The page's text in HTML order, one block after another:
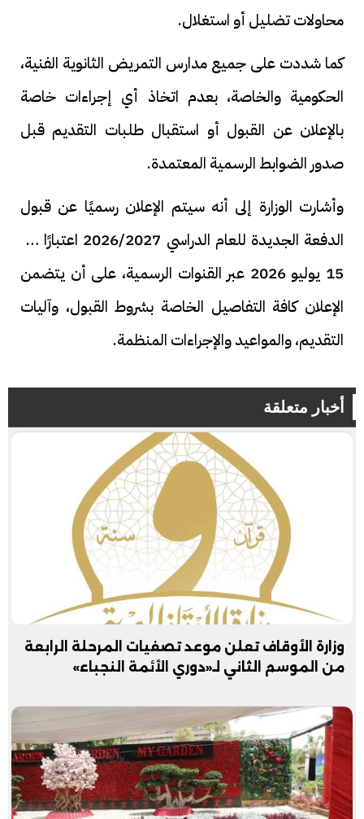
محاولات تضليل أو استغلال.
كما شددت على جميع مدارس التمريض الثانوية الفنية،
الحكومية والخاصة، بعدم اتخاذ أي إجراءات خاصة
بالإعلان عن القبول أو استقبال طلبات التقديم قبل
صدور الضوابط الرسمية المعتمدة.
وأشارت الوزارة إلى أنه سيتم الإعلان رسميًا عن قبول
الدفعة الجديدة للعام الدراسي 2026/2027 اعتبارًا من
15 يوليو 2026 عبر القنوات الرسمية، على أن يتضمن
الإعلان كافة التفاصيل الخاصة بشروط القبول، وآليات
التقديم، والمواعيد والإجراءات المنظمة.
أخبار متعلقة
وزارة الأوقاف تعلن موعد تصفيات المرحلة الرابعة
من الموسم الثاني لـ«دوري الأئمة النجباء»